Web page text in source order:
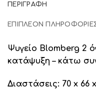
ΠΕΡΙΓΡΑΦΉ
ΕΠΙΠΛΈΟΝ
Ψυγείο Blomberg 2
κατάψυξη – κάτω
Διαστάσεις: 70 x 66